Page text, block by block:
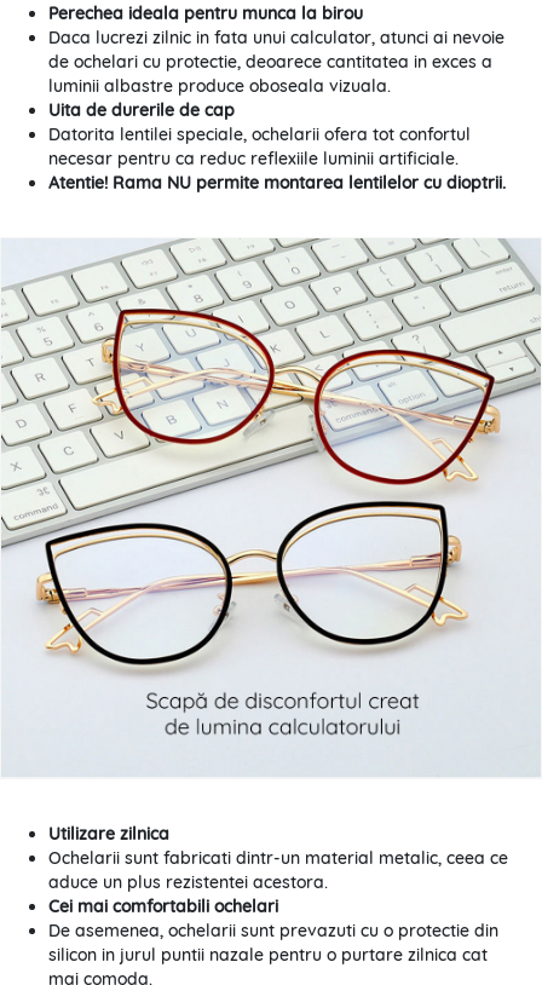
Perechea ideala pentru munca la birou
Daca lucrezi zilnic in fata unui calculator, atunci ai nevoie
de ochelari cu protectie, deoarece cantitatea in exces a
luminii albastre produce oboseala vizuala.
Uita de durerile de cap
Datorita lentilei speciale, ochelarii ofera tot confortul
necesar pentru ca reduc reflexiile luminii artificiale.
Atentie! Rama NU permite montarea lentilelor cu dioptrii.
Utilizare zilnica
Ochelarii sunt fabricati dintr-un material metalic, ceea ce
aduce un plus rezistentei acestora.
Cei mai comfortabili ochelari
De asemenea, ochelarii sunt prevazuti cu o protectie din
silicon in jurul puntii nazale pentru o purtare zilnica cat
mai comoda.